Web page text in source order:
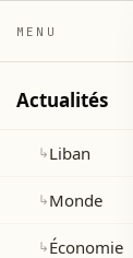
et sciences
MENU
Actualités
↳Liban
↳Monde
↳Économie